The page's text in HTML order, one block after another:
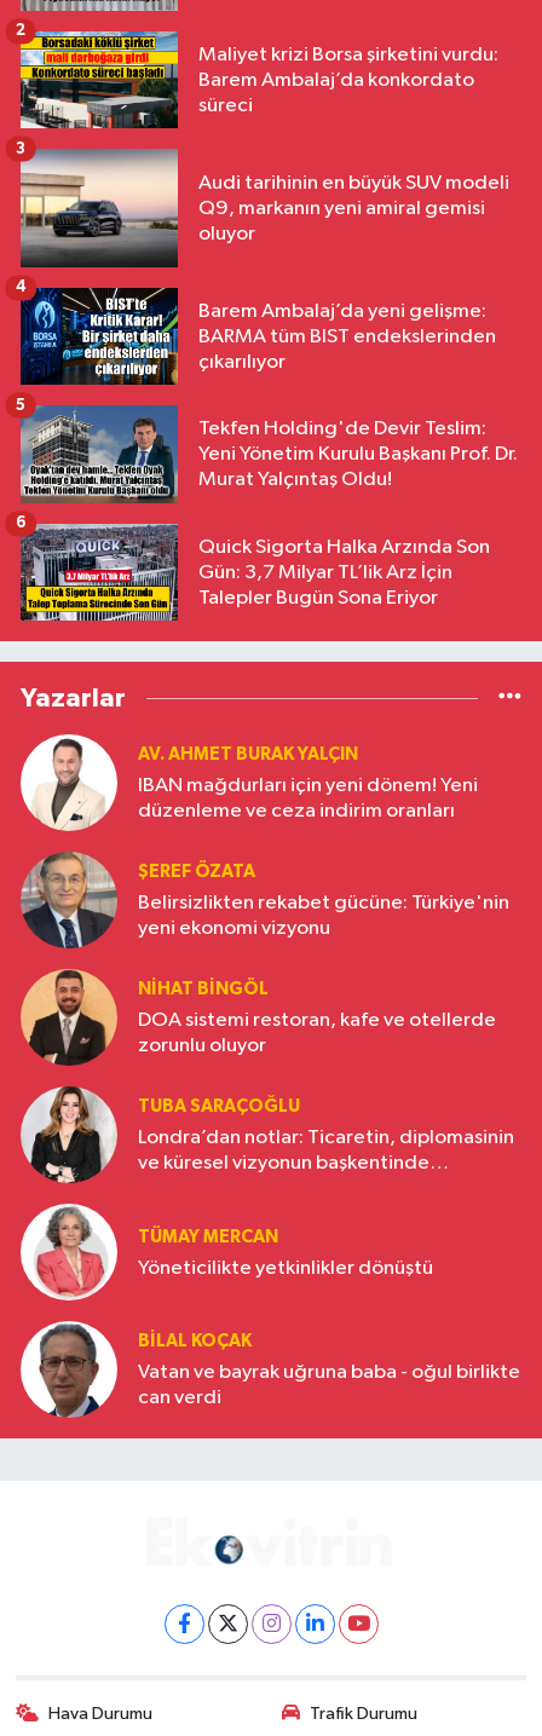
Maliyet krizi Borsa şirketini vurdu:
Barem Ambalaj’da konkordato
süreci
2
Audi tarihinin en büyük SUV modeli
Q9, markanın yeni amiral gemisi
oluyor
3
Barem Ambalaj’da yeni gelişme:
BARMA tüm BIST endekslerinden
çıkarılıyor
4
Tekfen Holding'de Devir Teslim:
Yeni Yönetim Kurulu Başkanı Prof. Dr.
Murat Yalçıntaş Oldu!
5
Quick Sigorta Halka Arzında Son
Gün: 3,7 Milyar TL’lik Arz İçin
Talepler Bugün Sona Eriyor
6
Yazarlar
AV. AHMET BURAK YALÇIN
IBAN mağdurları için yeni dönem! Yeni
düzenleme ve ceza indirim oranları
ŞEREF ÖZATA
Belirsizlikten rekabet gücüne: Türkiye'nin
yeni ekonomi vizyonu
NIHAT BINGÖL
DOA sistemi restoran, kafe ve otellerde
zorunlu oluyor
TUBA SARAÇOĞLU
Londra’dan notlar: Ticaretin, diplomasinin
ve küresel vizyonun başkentinde
TÜMAY MERCAN
Yöneticilikte yetkinlikler dönüştü
BILAL KOÇAK
Vatan ve bayrak uğruna baba - oğul birlikte
can verdi
Hava Durumu Trafik Durumu